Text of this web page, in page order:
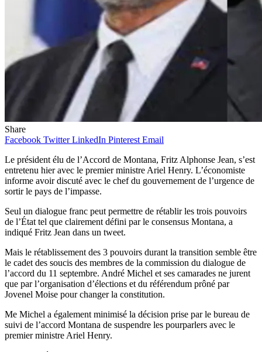
Share
Facebook Twitter LinkedIn Pinterest Email
Le président élu de l’Accord de Montana, Fritz Alphonse Jean, s’est
entretenu hier avec le premier ministre Ariel Henry. L’économiste
informe avoir discuté avec le chef du gouvernement de l’urgence de
sortir le pays de l’impasse.
Seul un dialogue franc peut permettre de rétablir les trois pouvoirs
de l’État tel que clairement défini par le consensus Montana, a
indiqué Fritz Jean dans un tweet.
Mais le rétablissement des 3 pouvoirs durant la transition semble être
le cadet des soucis des membres de la commission du dialogue de
l’accord du 11 septembre. André Michel et ses camarades ne jurent
que par l’organisation d’élections et du référendum prôné par
Jovenel Moise pour changer la constitution.
Me Michel a également minimisé la décision prise par le bureau de
suivi de l’accord Montana de suspendre les pourparlers avec le
premier ministre Ariel Henry.